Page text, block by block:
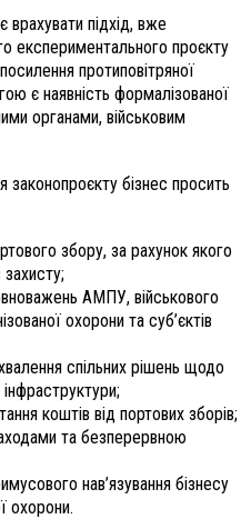
врахувати підхід, вже
експериментального проєкту
протиповітряної
є наявність формалізованої
органами, військовим
бізнес просить
збору, за рахунок якого
захисту;
АМПУ, військового
охорони та суб’єктів
спільних рішень щодо
інфраструктури;
коштів від портових зборів;
та безперервною
нав’язування бізнесу
охорони.